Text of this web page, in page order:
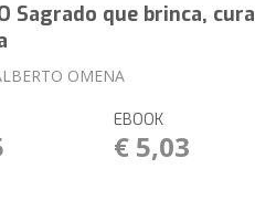
Sagrado que brinca, cura
OMENA
EBOOK
€ 5,03